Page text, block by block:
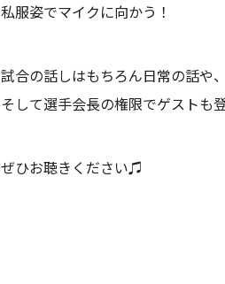
私服姿でマイクに向かう！
試合の話しはもちろん日常の話や
そして選手会長の権限でゲストも
ぜひお聴きください♫